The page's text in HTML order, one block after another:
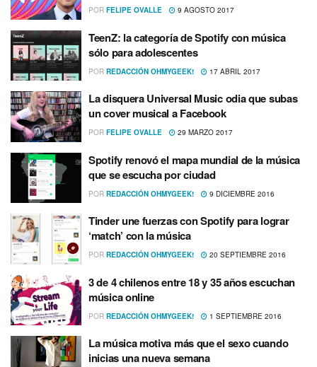
POR FELIPE OVALLE 9 AGOSTO 2017
TeenZ: la categorí­a de Spotify con música
sólo para adolescentes
POR REDACCIÓN OHMYGEEK! 17 ABRIL 2017
La disquera Universal Music odia que subas
un cover musical a Facebook
POR FELIPE OVALLE 29 MARZO 2017
Spotify renovó el mapa mundial de la música
que se escucha por ciudad
POR REDACCIÓN OHMYGEEK! 9 DICIEMBRE 2016
Tinder une fuerzas con Spotify para lograr
‘match’ con la música
POR REDACCIÓN OHMYGEEK! 20 SEPTIEMBRE 2016
3 de 4 chilenos entre 18 y 35 años escuchan
música online
POR REDACCIÓN OHMYGEEK! 1 SEPTIEMBRE 2016
La música motiva más que el sexo cuando
inicias una nueva semana